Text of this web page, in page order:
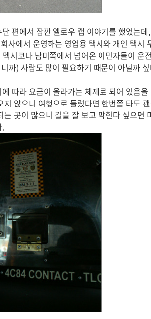
편에서 잠깐 옐로우 캡 이야기를 했었는데
사에서 운영하는 영업용 택시와 개인 택시
시코나 남미쪽에서 넘어온 이민자들이 운
까) 사람도 많이 필요하기 때문이 아닐까
따라 요금이 올라가는 체제로 되어 있음을
않으니 여행으로 들렀다면 한번쯤 타도
곳이 많으니 길을 잘 보고 막힌다 싶으면
.